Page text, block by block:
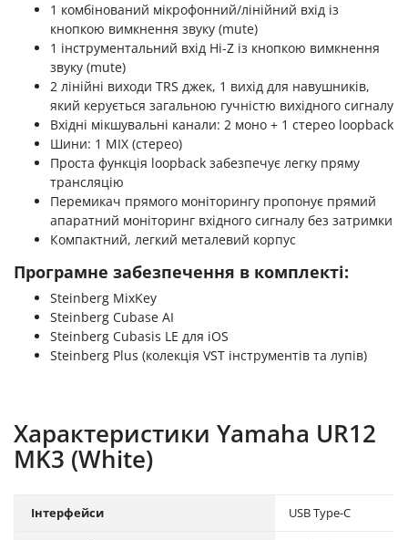
1 комбінований мікрофонний/лінійний вхід із
кнопкою вимкнення звуку (mute)
1 інструментальний вхід Hi-Z із кнопкою вимкнення
звуку (mute)
2 лінійні виходи TRS джек, 1 вихід для навушників,
який керується загальною гучністю вихідного сигналу
Вхідні мікшувальні канали: 2 моно + 1 стерео loopback
Шини: 1 MIX (стерео)
Проста функція loopback забезпечує легку пряму
трансляцію
Перемикач прямого моніторингу пропонує прямий
апаратний моніторинг вхідного сигналу без затримки
Компактний, легкий металевий корпус
Програмне забезпечення в комплекті:
Steinberg MixKey
Steinberg Cubase AI
Steinberg Cubasis LE для iOS
Steinberg Plus (колекція VST інструментів та лупів)
Характеристики Yamaha UR12
MK3 (White)
Інтерфейси USB Type-C